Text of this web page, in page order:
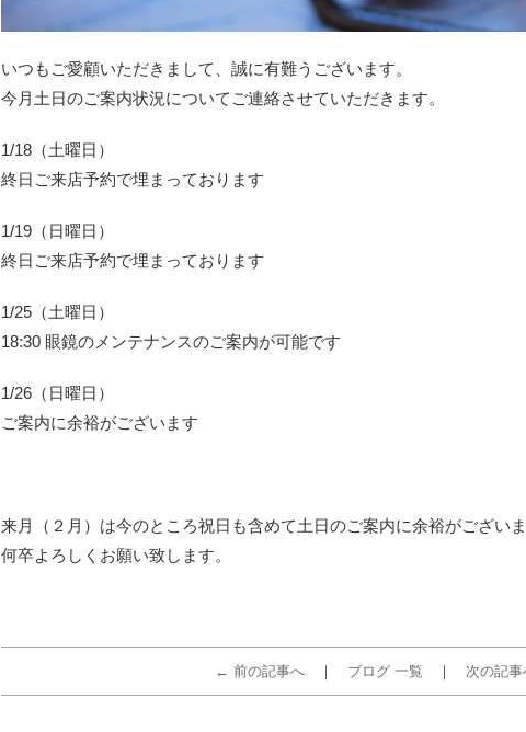
いつもご愛顧いただきまして、誠に有難うございます。
今月土日のご案内状況についてご連絡させていただきます。
1/18（土曜日）
終日ご来店予約で埋まっております
1/19（日曜日）
終日ご来店予約で埋まっております
1/25（土曜日）
18:30 眼鏡のメンテナンスのご案内が可能です
1/26（日曜日）
ご案内に余裕がございます
来月（２月）は今のところ祝日も含めて土日のご案内に余裕がございま
何卒よろしくお願い致します。
← 前の記事へ ブログ 一覧 次の記